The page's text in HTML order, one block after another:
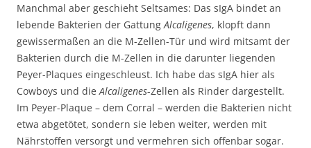
Manchmal aber geschieht Seltsames: Das sIgA bindet an
lebende Bakterien der Gattung Alcaligenes, klopft dann
gewissermaßen an die M-Zellen-Tür und wird mitsamt der
Bakterien durch die M-Zellen in die darunter liegenden
Peyer-Plaques eingeschleust. Ich habe das sIgA hier als
Cowboys und die Alcaligenes-Zellen als Rinder dargestellt.
Im Peyer-Plaque – dem Corral – werden die Bakterien nicht
etwa abgetötet, sondern sie leben weiter, werden mit
Nährstoffen versorgt und vermehren sich offenbar sogar.